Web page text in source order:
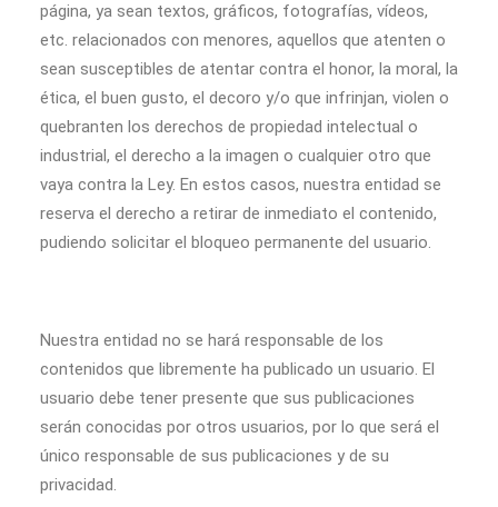
página, ya sean textos, gráficos, fotografías, vídeos,
etc. relacionados con menores, aquellos que atenten o
sean susceptibles de atentar contra el honor, la moral, la
ética, el buen gusto, el decoro y/o que infrinjan, violen o
quebranten los derechos de propiedad intelectual o
industrial, el derecho a la imagen o cualquier otro que
vaya contra la Ley. En estos casos, nuestra entidad se
reserva el derecho a retirar de inmediato el contenido,
pudiendo solicitar el bloqueo permanente del usuario.
Nuestra entidad no se hará responsable de los
contenidos que libremente ha publicado un usuario. El
usuario debe tener presente que sus publicaciones
serán conocidas por otros usuarios, por lo que será el
único responsable de sus publicaciones y de su
privacidad.